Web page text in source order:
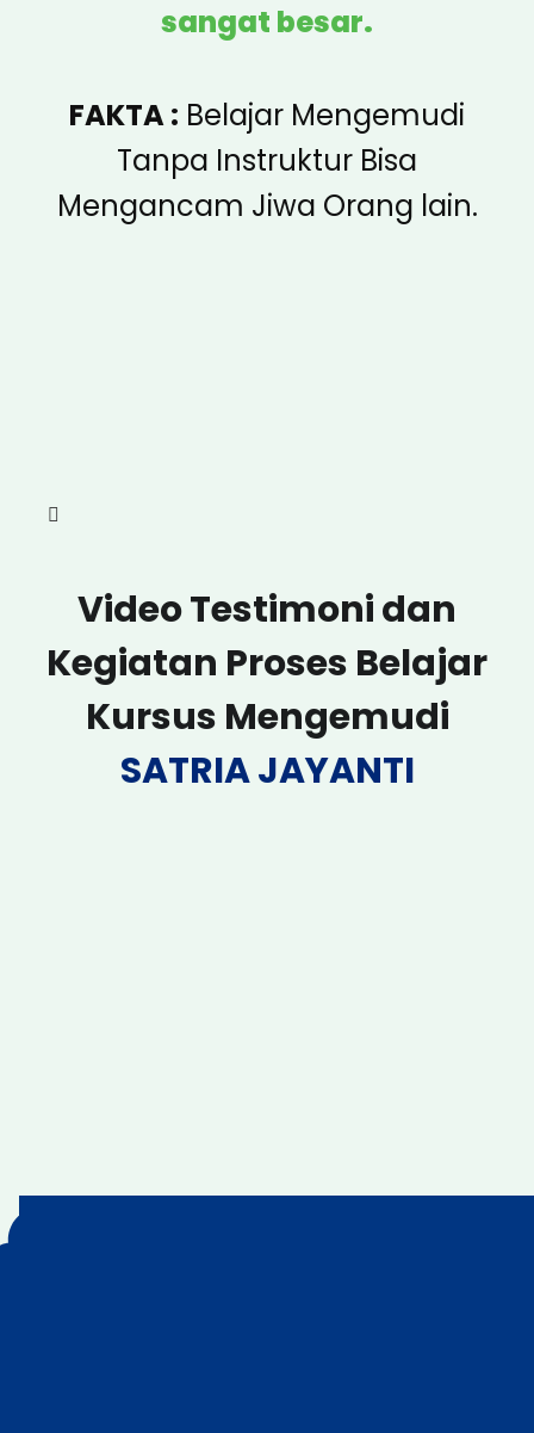
sangat besar.
FAKTA : Belajar Mengemudi
Tanpa Instruktur Bisa
Mengancam Jiwa Orang lain.
Video Testimoni dan
Kegiatan Proses Belajar
Kursus Mengemudi
SATRIA JAYANTI